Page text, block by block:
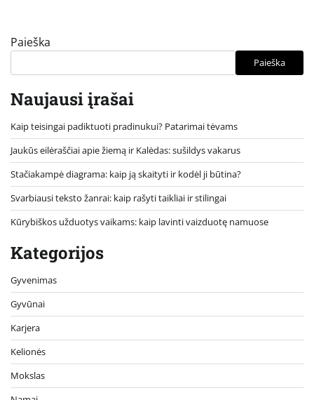
Paieška
Paieška
Naujausi įrašai
Kaip teisingai padiktuoti pradinukui? Patarimai tėvams
Jaukūs eilėraščiai apie žiemą ir Kalėdas: sušildys vakarus
Stačiakampė diagrama: kaip ją skaityti ir kodėl ji būtina?
Svarbiausi teksto žanrai: kaip rašyti taikliai ir stilingai
Kūrybiškos užduotys vaikams: kaip lavinti vaizduotę namuose
Kategorijos
Gyvenimas
Gyvūnai
Karjera
Kelionės
Mokslas